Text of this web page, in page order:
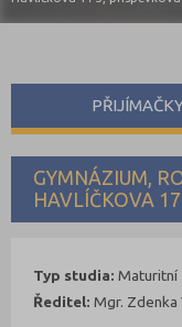
GYMNÁZIUM,
HAVLÍČKOVA
Typ studia: Maturitní
Ředitel: Mgr. Zdenka